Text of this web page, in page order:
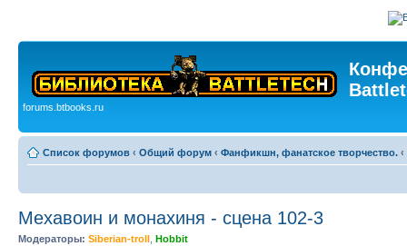
forums.btbooks.ru
Список форумов ‹ Общий форум ‹ Фанфикшн, фанатское творчество. ‹
Мехaвоин и монахиня - сцена 102-3
Модераторы: Siberian-troll Hobbit